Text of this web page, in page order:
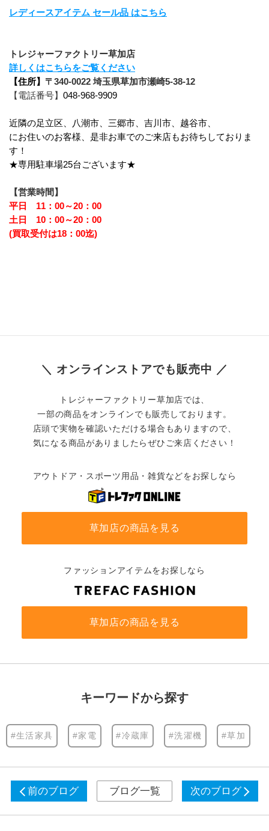
レディースアイテム セール品 はこちら
トレジャーファクトリー草加店
詳しくはこちらをご覧ください
【住所】 〒340-0022 埼玉県草加市瀬崎5-38-12
【電話番号】 048-968-9909
近隣の足立区、八潮市、三郷市、吉川市、越谷市、
にお住いのお客様、是非お車でのご来店もお待ちしておりま
す！
★専用駐車場25台ございます★
【営業時間】
平日　11：00～20：00
土日　10：00～20：00
(買取受付は18：00迄)
＼ オンラインストアでも販売中 ／
トレジャーファクトリー草加店では、
一部の商品をオンラインでも販売しております。
店頭で実物を確認いただける場合もありますので、
気になる商品がありましたらぜひご来店ください！
アウトドア・スポーツ用品・雑貨などをお探しなら
草加店の商品を見る
ファッションアイテムをお探しなら
草加店の商品を見る
キーワードから探す
#生活家具 #家電 #冷蔵庫 #洗濯機 #草加
前のブログ ブログ一覧 次のブログ